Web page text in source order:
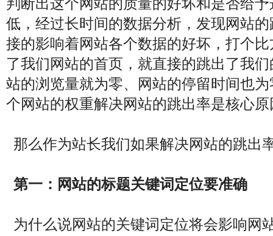
判断出这个网站的质量的好坏和是否给
低，经过长时间的数据分析，发现网站
接的影响着网站各个数据的好坏，打个
了我们网站的首页，就直接的跳出了我
站的浏览量就为零、网站的停留时间也
个网站的权重解决网站的跳出率是核心原
那么作为站长我们如果解决网站的跳出
第一：网站的标题关键词定位要准确
为什么说网站的关键词定位将会影响网